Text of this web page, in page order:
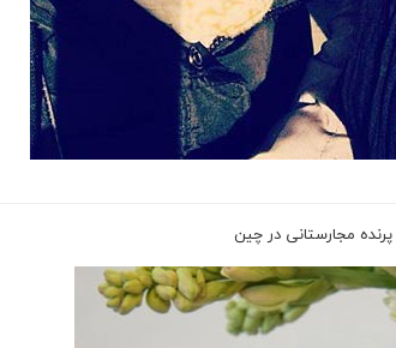
مجارستانی در چین